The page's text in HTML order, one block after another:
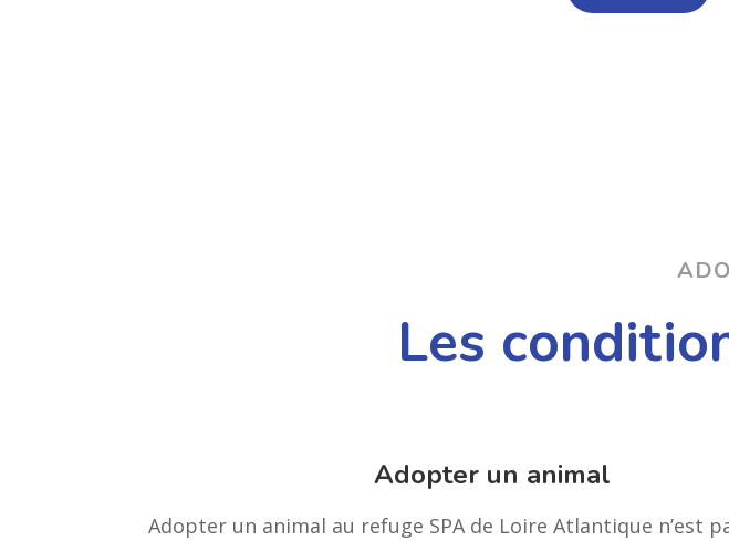
Les
Adopter un animal
Adopter un animal au refuge SPA de Loire Atlantique n’est